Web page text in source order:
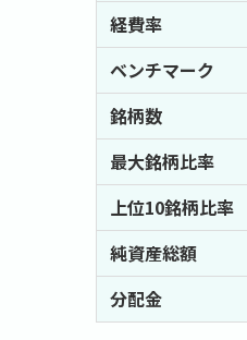
経費率
ベンチマーク
銘柄数
最大銘柄比率
上位10銘柄比率
純資産総額
分配金